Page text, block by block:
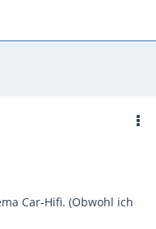
Car-Hifi. (Obwohl ich